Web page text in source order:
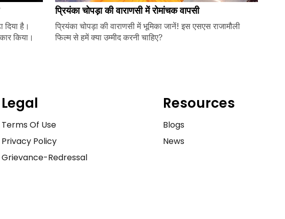
है।
किया।
प्रियंका चोपड़ा की वाराणसी में रोमांचक वापसी
प्रियंका चोपड़ा की वाराणसी में भूमिका जानें! इस एसएस राजामौली
फिल्म से हमें क्या उम्मीद करनी चाहिए?
Legal
Terms Of Use
Privacy Policy
Grievance-Redressal
Resources
Blogs
News